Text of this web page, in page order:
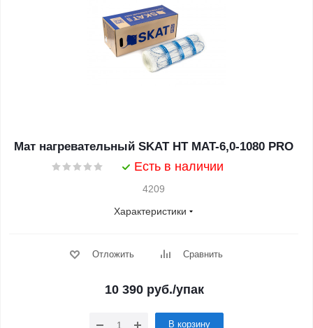
Мат нагревательный SKAT HT MAT-6,0-1080 PRO
Есть в наличии
4209
Характеристики
Отложить Сравнить
10 390руб./упак
В корзину